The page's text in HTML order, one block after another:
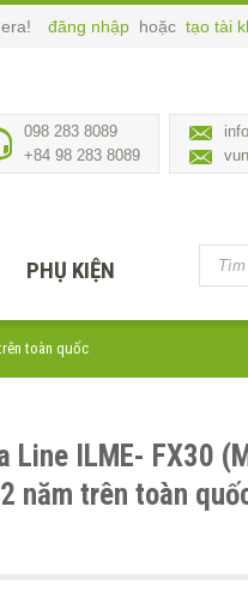
đăng nhập hoặc tạo tài
098 283 8089
+84 98 283 8089
PHỤ KIỆN
toàn quốc
Line ILME- FX30
năm trên toàn